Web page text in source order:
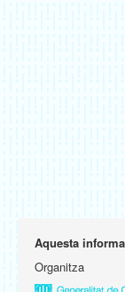
Aquesta
Organitza